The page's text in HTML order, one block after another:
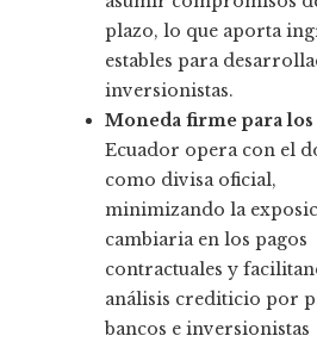
plazo, lo que aporta
estables para
inversionistas.
Moneda firme para los
Ecuador opera con el
como divisa oficial,
minimizando la
cambiaria en los pagos
contractuales y
análisis crediticio por
bancos e inversionistas